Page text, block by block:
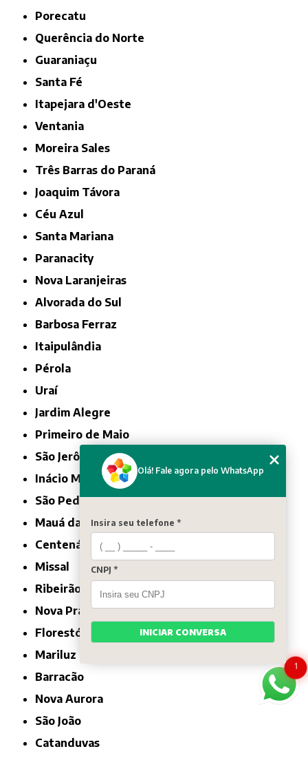
Porecatu
Querência do Norte
Guaraniaçu
Santa Fé
Itapejara d'Oeste
Ventania
Moreira Sales
Três Barras do Paraná
Joaquim Távora
Céu Azul
Santa Mariana
Paranacity
Nova Laranjeiras
Alvorada do Sul
Barbosa Ferraz
Itaipulândia
Pérola
Uraí
Jardim Alegre
Primeiro de Maio
São Jerônimo da Serra
Inácio Martins
São Pedro do Ivaí
Mauá da Serra
Centenário do Sul
Missal
Ribeirão Claro
Nova Prata do Iguaçu
Florestópolis
Mariluz
Barracão
Nova Aurora
São João
Catanduvas
1
Olá! Fale agora pelo WhatsApp
Insira seu telefone *
CNPJ *
INICIAR CONVERSA